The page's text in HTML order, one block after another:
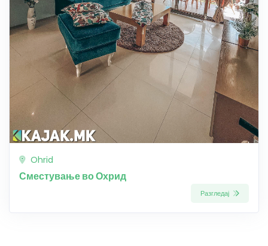
Ohrid
Сместување во Охрид
Разгледај